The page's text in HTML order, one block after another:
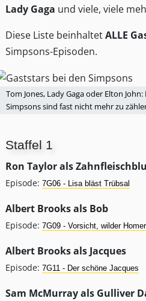
Lady Gaga und viele, viele
Diese Liste beinhaltetALLE
Simpsons-Episoden.
Tom Jones, Lady Gaga oder Elton
Simpsons sind fast nicht mehr zu
Staffel 1
Ron Taylor als
Episode: 7G06 - Lisa bläst Trübsal
Albert Brooks als Bob
Episode: 7G09 - Vorsicht, wilder Homer
Albert Brooks als Jacques
Episode: 7G11 - Der schöne Jacques
Sam McMurray als Gulliver